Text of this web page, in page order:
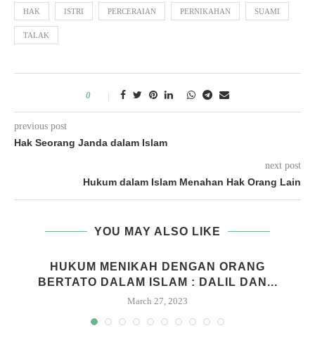
HAK ISTRI PERCERAIAN PERNIKAHAN SUAMI
TALAK
0
previous post
Hak Seorang Janda dalam Islam
next post
Hukum dalam Islam Menahan Hak Orang Lain
YOU MAY ALSO LIKE
HUKUM MENIKAH DENGAN ORANG
BERTATO DALAM ISLAM : DALIL DAN...
March 27, 2023